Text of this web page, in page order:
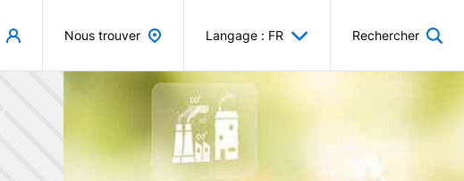
Nous trouver Langage : FR Rechercher